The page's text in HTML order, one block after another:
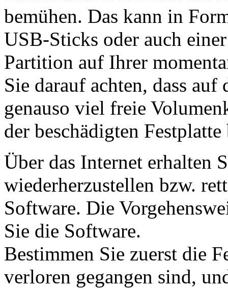
bemühen. Das kann in
USB-Sticks oder auch
Partition auf Ihrer
Sie darauf achten, dass auf
genauso viel freie
der beschädigten
Über das Internet erhalten
wiederherzustellen bzw.
Software. Die
Sie die Software.
Bestimmen Sie zuerst die
verloren gegangen sind,